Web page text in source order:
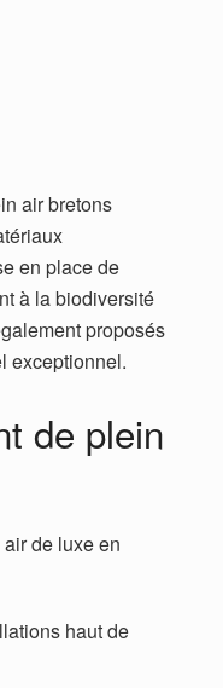
air bretons
en place de
à la biodiversité
proposés
exceptionnel.
de plein
de luxe en
haut de